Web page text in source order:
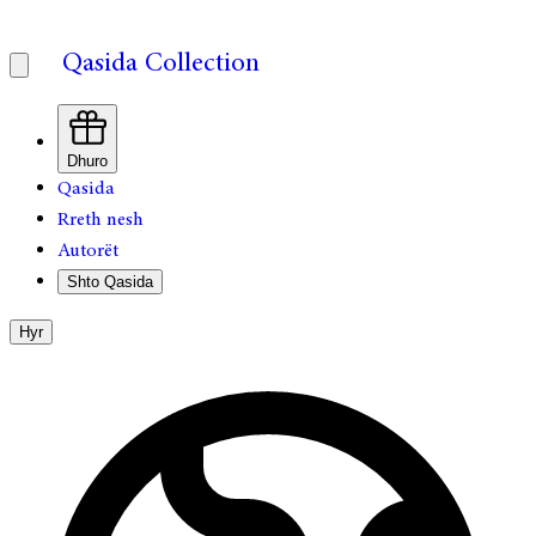
Qasida Collection
Dhuro
Qasida
Rreth nesh
Autorët
Shto Qasida
Hyr